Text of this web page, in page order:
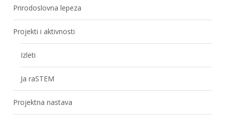
Prirodoslovna lepeza
Projekti i aktivnosti
Izleti
Ja raSTEM
Projektna nastava